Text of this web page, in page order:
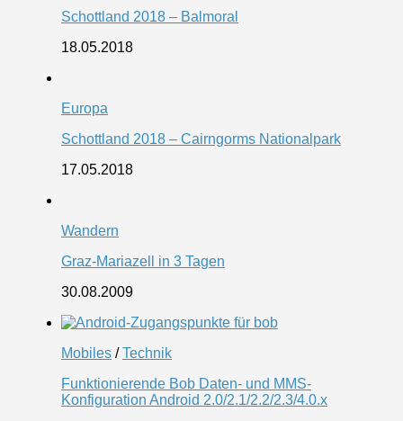
Schottland 2018 – Balmoral
18.05.2018
Europa
Schottland 2018 – Cairngorms Nationalpark
17.05.2018
Wandern
Graz-Mariazell in 3 Tagen
30.08.2009
Mobiles /Technik
Funktionierende Bob Daten- und MMS-
Konfiguration Android 2.0/2.1/2.2/2.3/4.0.x